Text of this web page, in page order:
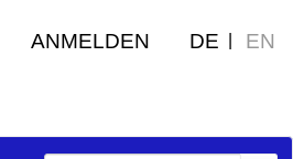
ANMELDEN DE EN